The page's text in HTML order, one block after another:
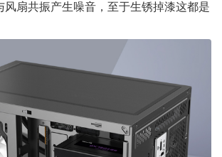
风扇共振产生噪音，至于生锈掉漆这都是